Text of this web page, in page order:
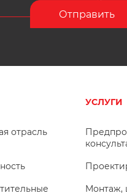
отрасль
УСЛУГИ
Монтаж,